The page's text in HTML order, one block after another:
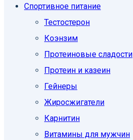
Спортивное питание
Тестостерон
Коэнзим
Протеиновые сладости
Протеин и казеин
Гейнеры
Жиросжигатели
Карнитин
Витамины для мужчин